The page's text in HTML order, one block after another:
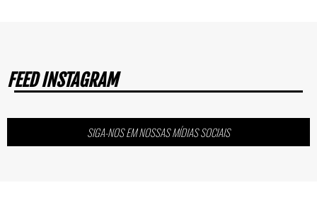
FEED INSTAGRAM
SIGA-NOS EM NOSSAS MÍDIAS SOCIAIS